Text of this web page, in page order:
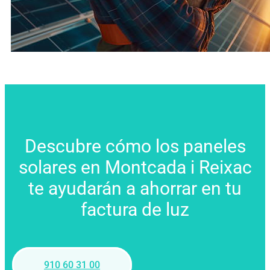
Descubre cómo los paneles
solares en Montcada i Reixac
te ayudarán a ahorrar en tu
factura de luz
910 60 31 00